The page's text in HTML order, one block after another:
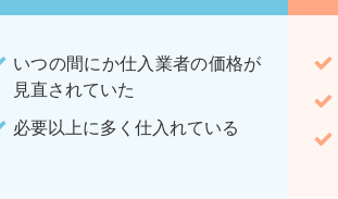
いつの間にか仕入業者の価格が
見直されていた
必要以上に多く仕入れている